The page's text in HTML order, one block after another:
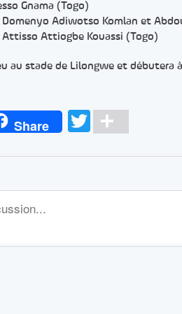
Gnama (Togo)
Adiwotso Komlan et
Attiogbe Kouassi (Togo)
au stade de Lilongwe et débutera
Share Twitter